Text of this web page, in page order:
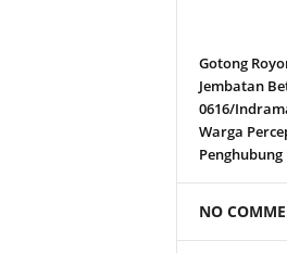
Gotong
Jembatan
0616/
Warga
Penghubung
NO